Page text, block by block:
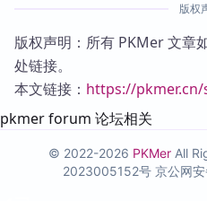
版权
版权声明：所有 PKMer 文章
处链接。
本文链接： https://pkmer.cn/
pkmer forum 论坛相关
© 2022-2026 PKMer All
2023005152号 京公网